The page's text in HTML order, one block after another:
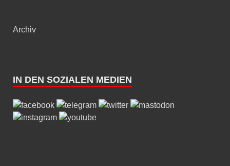
Archiv
IN DEN SOZIALEN MEDIEN